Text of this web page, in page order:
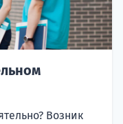
Возник